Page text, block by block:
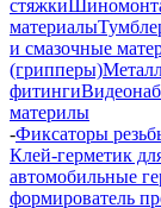
стяжки
материалы
и смазочные
(грипперы)
фитинги
материлы
-Фиксаторы
Клей-герметик
автомобильные
формирователь